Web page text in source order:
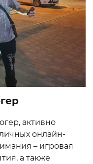
активно
онлайн-
– игровая
а также